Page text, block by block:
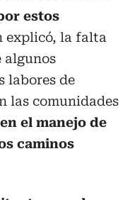
estos
explicó, la falta
algunos
labores de
las comunidades
el manejo de
caminos